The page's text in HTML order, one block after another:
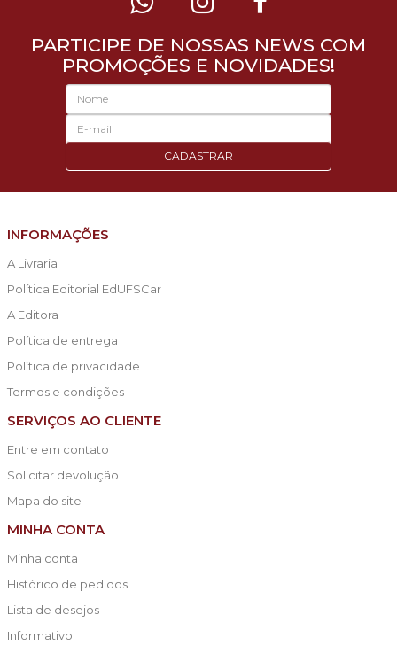
PARTICIPE DE NOSSAS NEWS COM
PROMOÇÕES E NOVIDADES!
CADASTRAR
INFORMAÇÕES
A Livraria
Política Editorial EdUFSCar
A Editora
Política de entrega
Política de privacidade
Termos e condições
SERVIÇOS AO CLIENTE
Entre em contato
Solicitar devolução
Mapa do site
MINHA CONTA
Minha conta
Histórico de pedidos
Lista de desejos
Informativo